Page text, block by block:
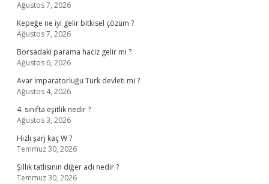
Ağustos 7, 2026
Kepeğe ne iyi gelir bitkisel çözüm ?
Ağustos 7, 2026
Borsadaki parama haciz gelir mi ?
Ağustos 6, 2026
Avar İmparatorluğu Türk devleti mi ?
Ağustos 4, 2026
4. sınıfta eşitlik nedir ?
Ağustos 3, 2026
Hızlı şarj kaç W ?
Temmuz 30, 2026
Şıllık tatlısının diğer adı nedir ?
Temmuz 30, 2026